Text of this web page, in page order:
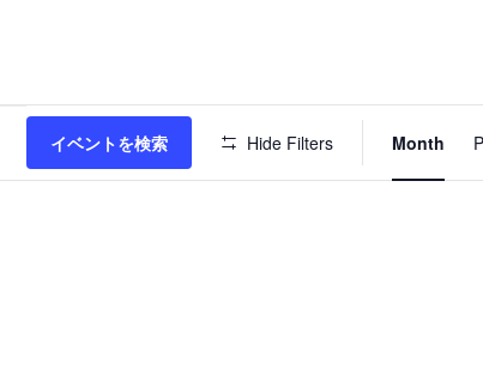
イベントを検索 Hide Filters
ベ
ン
Month